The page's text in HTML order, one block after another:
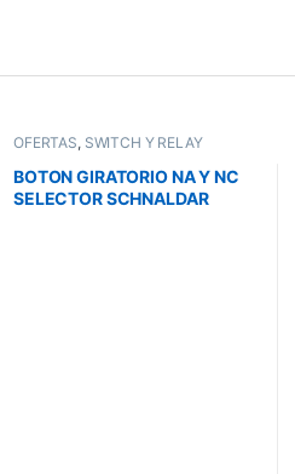
OFERTAS, SWITCH Y RELAY
BOTON GIRATORIO NA Y NC
SELECTOR SCHNALDAR